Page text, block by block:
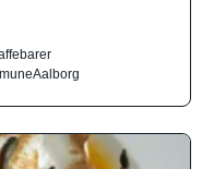
Aalborg